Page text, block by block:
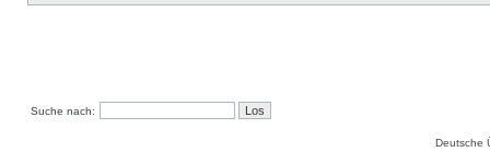
Suche nach:
Deutsche